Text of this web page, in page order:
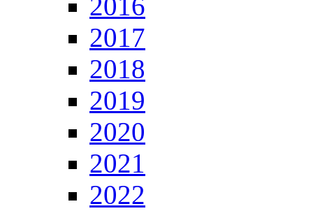
2016
2017
2018
2019
2020
2021
2022